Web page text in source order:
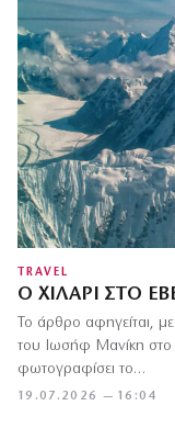
TRAVEL
Ο ΧΊΛΑΡΙ ΣΤΟ
19.07.2026 — 16:04
Το άρθρο αφηγείται,
του Ιωσήφ Μανίκη στο
φωτογραφίσει το…